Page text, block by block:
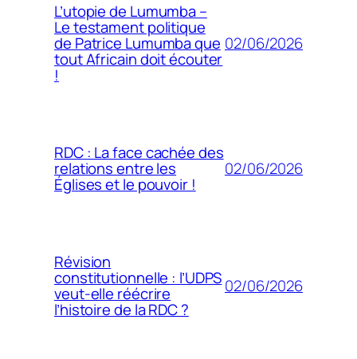
L’utopie de Lumumba –
Le testament politique
de Patrice Lumumba que
tout Africain doit écouter
!
02/06/2026
RDC : La face cachée des
relations entre les
Églises et le pouvoir !
02/06/2026
Révision
constitutionnelle : l’UDPS
veut-elle réécrire
l’histoire de la RDC ?
02/06/2026